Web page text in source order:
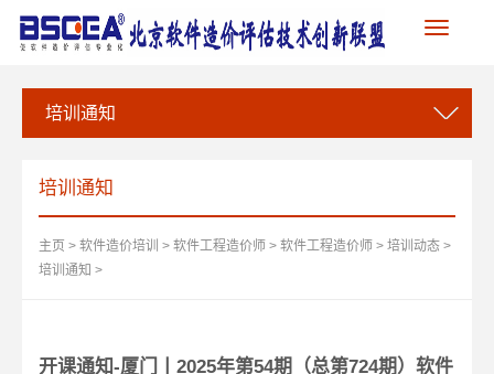
Toggle
navigation
培训通知
培训通知
主页 > 软件造价培训 > 软件工程造价师 > 软件工程造价师 > 培训动态 >
培训通知 >
开课通知-厦门丨2025年第54期（总第724期）软件